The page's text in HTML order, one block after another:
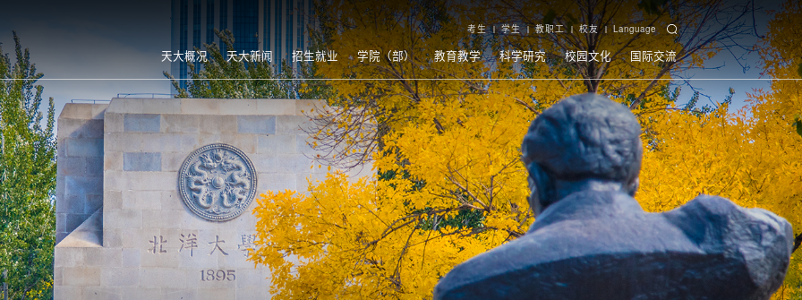
考生 学生 教职工 校友 Language
天大概况 天大新闻 招生就业 学院（部） 教育教学 科学研究 校园文化 国际交流